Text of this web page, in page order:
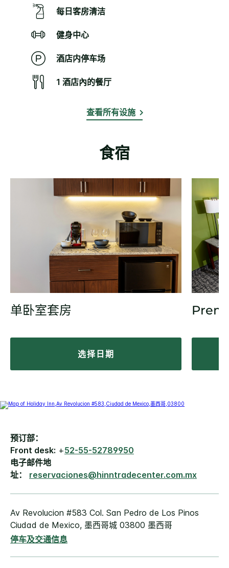
每日客房清洁
健身中心
酒店内停车场
1 酒店內的餐厅
查看所有设施
食宿
单卧室套房
选择日期
预订部：
Front desk: +52-55-52789950
电子邮件地
址：
reservaciones@hinntradecenter.com.mx
Av Revolucion #583 Col. San Pedro de Los Pinos
Ciudad de Mexico, 墨西哥城 03800 墨西哥
停车及交通信息